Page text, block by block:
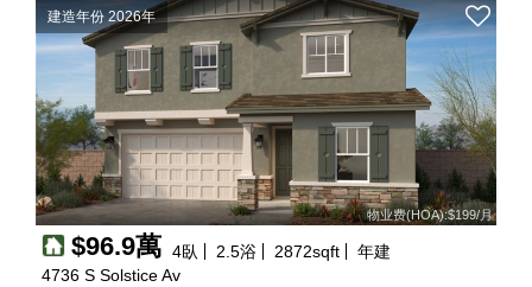
建造年份 2026年
物业费(HOA):$199/月
$96.9萬 4臥 2.5浴 2872sqft
年建
4736 S Solstice Av